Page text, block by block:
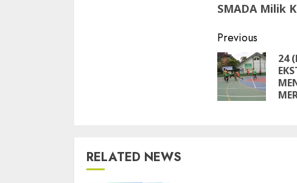
SMADA Milik
Continue
Reading
Previous
24
RELATED NEWS